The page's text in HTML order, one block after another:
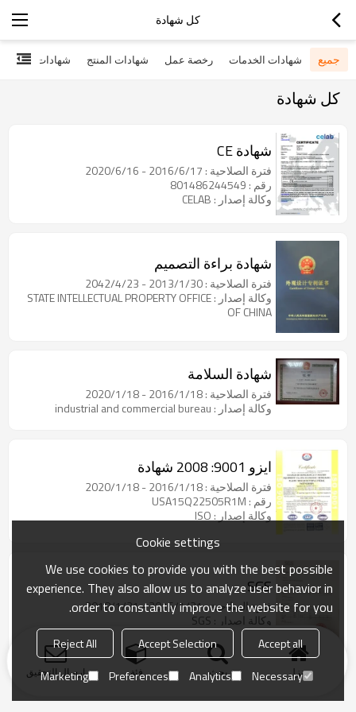
كل شهادة
جميع شهادات الخدمات رخصة عمل شهادات المنتج شهادات أخرى
كل شهادة
شهادة CE
فترة الصلاحية : 2016/6/17 - 2020/6/16
رقم : 801486244549
وكالة إصدار : CELAB
شهادة براءة التصميم
فترة الصلاحية : 2013/1/30 - 2042/4/23
وكالة إصدار : STATE INTELLECTUAL PROPERTY OFFICE
OF CHINA
شهادة السلامة
فترة الصلاحية : 2016/1/18 - 2020/1/18
وكالة إصدار : industrial and commercial bureau
ايزو 9001: 2008 شهادة
فترة الصلاحية : 2016/1/18 - 2020/1/18
رقم : USA15Q22505R1M
وكالة إصدار : ISO
SGS
فترة الصلاحية : 2016/1/31 - 2018/1/31
وكالة إصدار : SGS
منزل بحث فئة ارسال التحقيق
Cookie settings
We use cookies to provide you with the best possible
experience. They also allow us to analyze user behavior in
order to constantly improve the website for you.
Accept all
Accept Selection
Reject All
Necessary
Analytics
Preferences
Marketing